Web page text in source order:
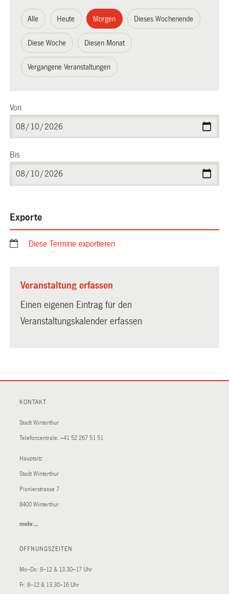
Alle Heute Morgen Dieses Wochenende
Diese Woche Diesen Monat
Vergangene Veranstaltungen
Von
Bis
Exporte
Diese Termine exportieren
Veranstaltung erfassen
Einen eigenen Eintrag für den
Veranstaltungskalender erfassen
KONTAKT
Stadt Winterthur
Telefonzentrale: +41 52 267 51 51
Hauptsitz
Stadt Winterthur
Pionierstrasse 7
8400 Winterthur
mehr…
ÖFFNUNGSZEITEN
Mo–Do: 8–12 & 13.30–17 Uhr
Fr: 8–12 & 13.30–16 Uhr